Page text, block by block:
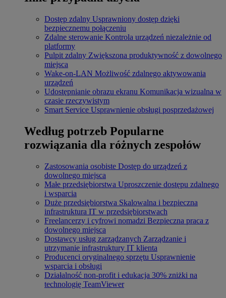
Dostęp zdalny Usprawniony dostęp dzięki
bezpiecznemu połączeniu
Zdalne sterowanie Kontrola urządzeń niezależnie od
platformy
Pulpit zdalny Zwiększona produktywność z dowolnego
miejsca
Wake-on-LAN Możliwość zdalnego aktywowania
urządzeń
Udostępnianie obrazu ekranu Komunikacja wizualna w
czasie rzeczywistym
Smart Service Usprawnienie obsługi posprzedażowej
Według potrzeb Popularne
rozwiązania dla różnych zespołów
Zastosowania osobiste Dostęp do urządzeń z
dowolnego miejsca
Małe przedsiębiorstwa Uproszczenie dostępu zdalnego
i wsparcia
Duże przedsiębiorstwa Skalowalna i bezpieczna
infrastruktura IT w przedsiębiorstwach
Freelancerzy i cyfrowi nomadzi Bezpieczna praca z
dowolnego miejsca
Dostawcy usług zarządzanych Zarządzanie i
utrzymanie infrastruktury IT klienta
Producenci oryginalnego sprzętu Usprawnienie
wsparcia i obsługi
Działalność non-profit i edukacja 30% zniżki na
technologię TeamViewer